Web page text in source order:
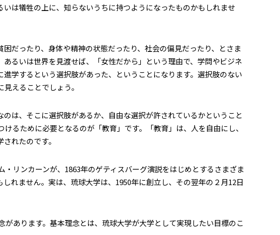
は犠牲の上に、知らないうちに持つようになったものかもしれませ
だったり、身体や精神の状態だったり、社会の偏見だったり、とさま
るいは世界を見渡せば、「女性だから」という理由で、学問やビジネ
学するという選択肢があった、ということになります。選択肢のない
えることでしょう。
は、そこに選択肢があるか、自由な選択が許されているかということ
るために必要となるのが「教育」です。「教育」は、人を自由にし、
れたのです。
リンカーンが、1863年のゲティスバーグ演説をはじめとするさまざま
れません。実は、琉球大学は、1950年に創立し、その翌年の２月12日
あります。基本理念とは、琉球大学が大学として実現したい目標のこ